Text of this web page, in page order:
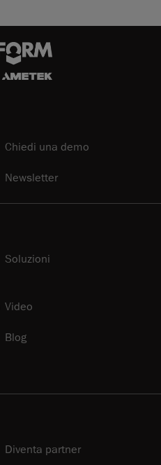
Chiedi una demo
Newsletter
Soluzioni
Video
Blog
Diventa partner